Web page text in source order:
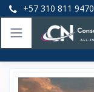
+57 310 811 9470